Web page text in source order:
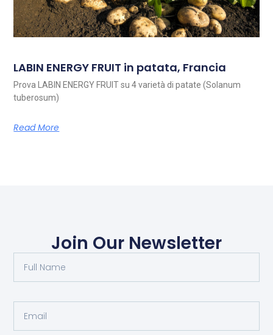
LABIN ENERGY FRUIT in patata, Francia
Prova LABIN ENERGY FRUIT su 4 varietà di patate (Solanum
tuberosum)
Read More
Join Our Newsletter